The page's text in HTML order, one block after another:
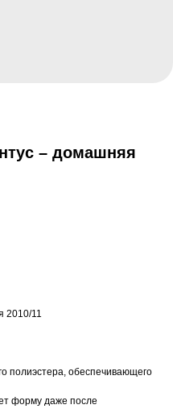
– домашняя
2010/11
полиэстера, обеспечивающего
форму даже после